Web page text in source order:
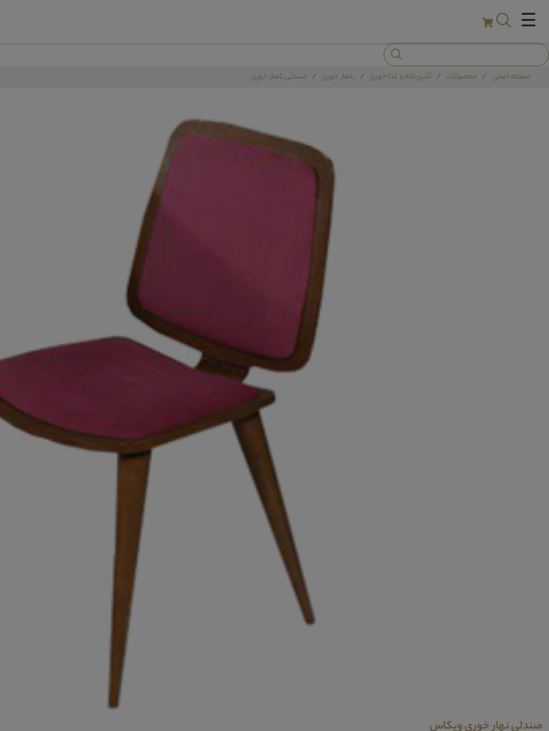
☰
صفحه اصلی محصولات آشپزخانه و غذا خوری ناهار خوری صندلی ناهار خوری
صندلی نهار خوری ویکاس